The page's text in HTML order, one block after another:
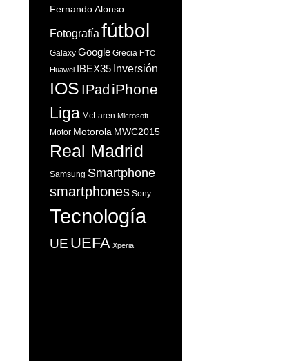
Fernando Alonso
Fotografía fútbol
Galaxy Google Grecia HTC
Huawei IBEX35 Inversión
IOS IPad iPhone
Liga McLaren Microsoft
Motor Motorola MWC2015
Real Madrid
Samsung Smartphone
smartphones Sony
Tecnología
UE UEFA Xperia